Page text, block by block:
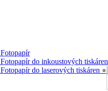
Fotopapír
Fotopapír do inkoustových tiskáren
Fotopapír do laserových tiskáren ●